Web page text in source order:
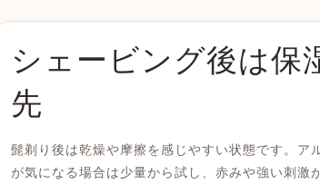
シェービング後は保
先
髭剃り後は乾燥や摩擦を感じやすい状態です。ア
が気になる場合は少量から試し、赤みや強い刺激